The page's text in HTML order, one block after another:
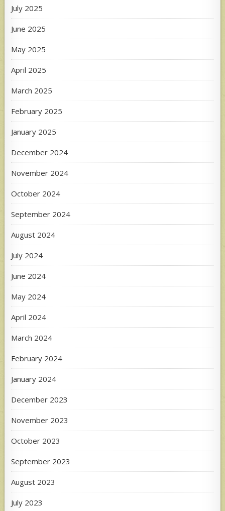
July 2025
June 2025
May 2025
April 2025
March 2025
February 2025
January 2025
December 2024
November 2024
October 2024
September 2024
August 2024
July 2024
June 2024
May 2024
April 2024
March 2024
February 2024
January 2024
December 2023
November 2023
October 2023
September 2023
August 2023
July 2023